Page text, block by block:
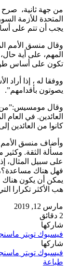
من جهة ثانية، صرح
المتحدة للأزمة
يجب أن تتم على
وقال منسق الأمم
المهم، على أية
تكون على أساس
ووفقا له ، إذا أراد
يصوتون بأقدامهم”.
وقال مومسيس:”من
كانوا من العائدين
وأضاف منسق الأمم
مسألة الثقة. وكثير
على سبيل المثال،
فهل هناك
يمكن أن يكون هناك
هب الأكثر تكرارا
مارس 12, 2019
2 دقائق
شاركها
فيسبوك تويتر
شاركها
فيسبوك تويتر
طباعة